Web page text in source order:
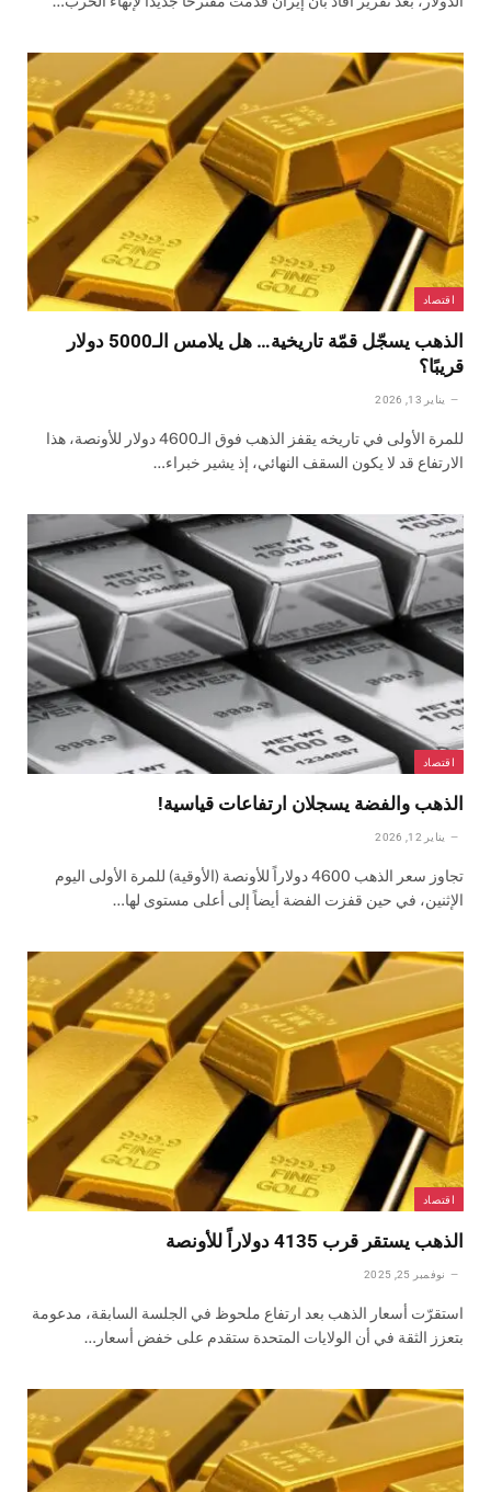
اقتصاد
الذهب يسجّل قمّة تاريخية… هل يلامس الـ5000 دولار
قريبًا؟
يناير 13, 2026
للمرة الأولى في تاريخه يقفز الذهب فوق الـ4600 دولار للأونصة، هذا
الارتفاع قد لا يكون السقف النهائي، إذ يشير خبراء…
اقتصاد
الذهب والفضة يسجلان ارتفاعات قياسية!
يناير 12, 2026
تجاوز سعر الذهب 4600 دولاراً للأونصة (الأوقية) للمرة الأولى اليوم
الإثنين، في حين قفزت الفضة أيضاً إلى أعلى مستوى لها…
اقتصاد
الذهب يستقر قرب 4135 دولاراً للأونصة
نوفمبر 25, 2025
استقرّت أسعار الذهب بعد ارتفاع ملحوظ في الجلسة السابقة، مدعومة
بتعزز الثقة في أن الولايات المتحدة ستقدم على خفض أسعار…